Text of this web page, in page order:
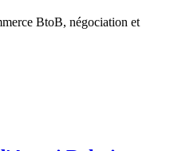
BtoB, négociation et